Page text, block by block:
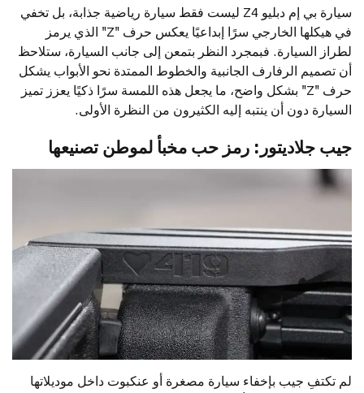
سيارة بي إم دبليو Z4 ليست فقط سيارة رياضية جذابة، بل تخفي
في هيكلها الخارجي سرًا إبداعيًا يعكس حرف "Z" الذي يرمز
لطراز السيارة. فبمجرد النظر بتمعن إلى جانب السيارة، ستلاحظ
أن تصميم الرفارف الجانبية والخطوط الممتدة نحو الأبواب يشكل
حرف "Z" بشكل واضح، ما يجعل هذه اللمسة سرًا ذكيًا يعزز تميز
السيارة دون أن ينتبه إليه الكثيرون من النظرة الأولى.
جيب جلاديتور: رمز حب مخبأ لموطن تصنيعها
لم تكتفِ جيب بإخفاء سيارة مصغرة أو عنكبوت داخل موديلاتها